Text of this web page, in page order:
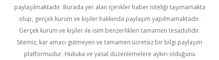
paylaşılmaktadır. Burada yer alan içerikler haber niteliği taşımamakta
olup, gerçek kurum ve kişiler hakkında paylaşım yapılmamaktadır.
Gerçek kurum ve kişiler ile isim benzerlikleri tamamen tesadüfidir.
Sitemiz, kar amacı gütmeyen ve tamamen ücretsiz bir bilgi paylaşım
platformudur. Hukuka ve yasal düzenlemelere aykırı olduğunu